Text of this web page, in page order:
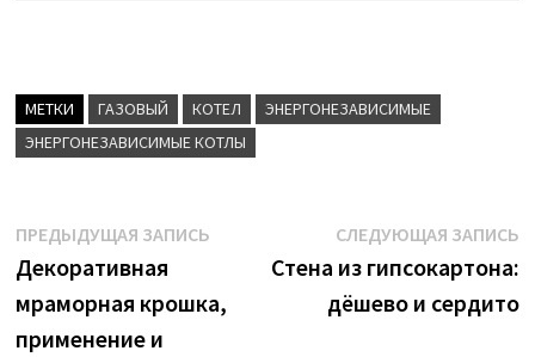
МЕТКИ ГАЗОВЫЙ КОТЕЛ
ЭНЕРГОНЕЗАВИСИМЫЕ
ЭНЕРГОНЕЗАВИСИМЫЕ КОТЛЫ
Навигация
по
записям
ПРЕДЫДУЩАЯ ЗАПИСЬПредыдущая
запись:
Декоративная
мраморная крошка,
применение и
СЛЕДУЮЩАЯ ЗАПИСЬ
Стена из гипсокартона:
дёшево и сердито